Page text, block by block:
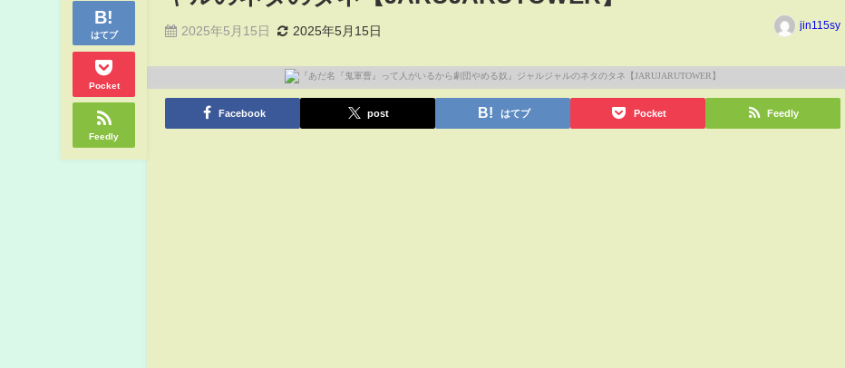
はてブ
Pocket
Feedly
2025年5月15日 2025年5月15日 jin115sy
Facebook post はてブ Pocket Feedly